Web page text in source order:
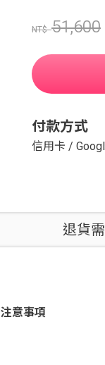
NT$51,600
付款方式
信用卡 /
退貨
注意事項